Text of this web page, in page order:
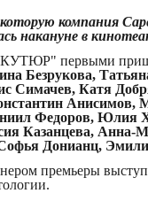
компания
накануне в
"КУТЮР" первыми
Безрукова,
Симачев, Катя
Анисимов,
Федоров, Юлия
Казанцева, Анна-
Донианц,
премьеры